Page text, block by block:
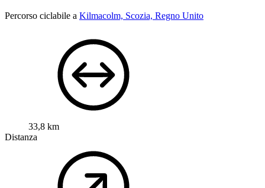
Percorso ciclabile a Kilmacolm, Scozia, Regno Unito
33,8 km
Distanza